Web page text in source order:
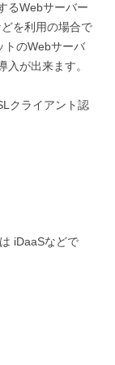
るWebサーバー
を利用の場合で
トのWebサーバ
が出来ます。
クライアント認
iDaaSなどで